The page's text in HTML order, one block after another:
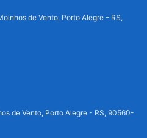
de Vento, Porto Alegre – RS,
de Vento, Porto Alegre - RS, 90560-